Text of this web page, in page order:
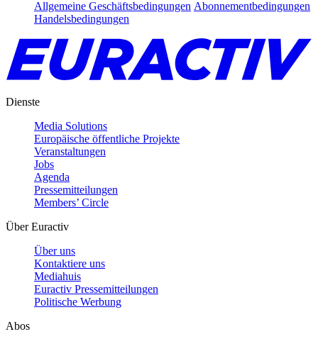
Allgemeine Geschäftsbedingungen Abonnementbedingungen
Handelsbedingungen
Dienste
Media Solutions
Europäische öffentliche Projekte
Veranstaltungen
Jobs
Agenda
Pressemitteilungen
Members’ Circle
Über Euractiv
Über uns
Kontaktiere uns
Mediahuis
Euractiv Pressemitteilungen
Politische Werbung
Abos